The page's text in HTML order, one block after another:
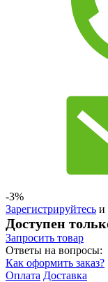
-3%
Зарегистрируйтесь и
Доступен
Запросить товар
Ответы на вопросы:
Как оформить заказ?
Оплата Доставка